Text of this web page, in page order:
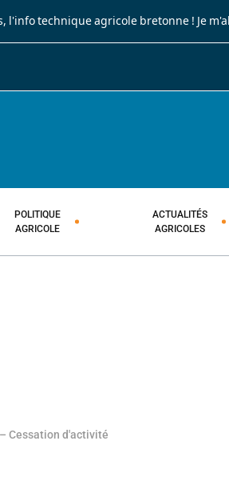
l'info technique agricole bretonne ! Je
POLITIQUE
AGRICOLE
ACTUALITÉS
AGRICOLES
Cessation d'activité